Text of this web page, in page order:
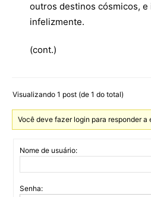
outros destinos cósmicos, e
infelizmente.
(cont.)
Visualizando 1 post (de 1 do total)
Você deve fazer login para responder a
Nome de usuário:
Senha: